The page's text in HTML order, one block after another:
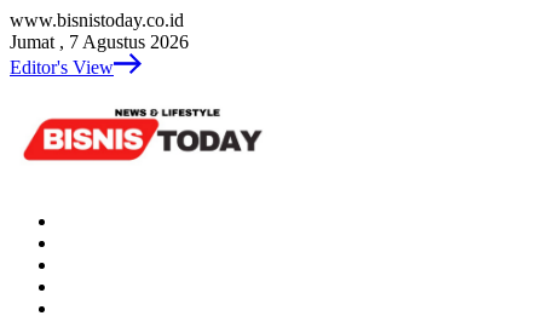
www.bisnistoday.co.id
Jumat , 7 Agustus 2026
Editor's View